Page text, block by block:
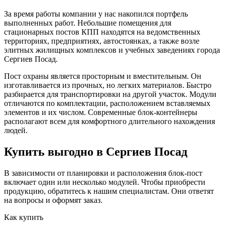
За время работы компании у нас накопился портфель
выполненных работ. Небольшие помещения для
стационарных постов КПП находятся на ведомственных
территориях, предприятиях, автостоянках, а также возле
элитных жилищных комплексов и учебных заведениях города
Сергиев Посад.
Пост охраны является просторным и вместительным. Он
изготавливается из прочных, но легких материалов. Быстро
разбирается для транспортировки на другой участок. Модули
отличаются по комплектации, расположением вставляемых
элементов и их числом. Современные блок-контейнеры
располагают всем для комфортного длительного нахождения
людей.
Купить выгодно в Сергиев Посад
В зависимости от планировки и расположения блок-пост
включает один или несколько модулей. Чтобы приобрести
продукцию, обратитесь к нашим специалистам. Они ответят
на вопросы и оформят заказ.
Как купить